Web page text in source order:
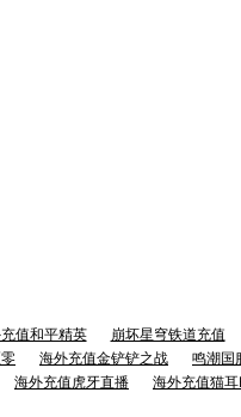
值和平精英 崩坏星穹铁道充值
海外充值金铲铲之战
鸣潮国
海外充值虎牙直播 海外充值猫